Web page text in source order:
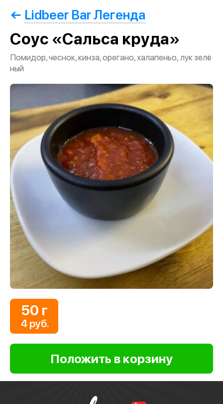
Lidbeer Bar Легенда
Соус «Сальса круда»
Помидор, чеснок, кинза, орегано, халапеньо, лук зелё
ный
50 г
4 руб.